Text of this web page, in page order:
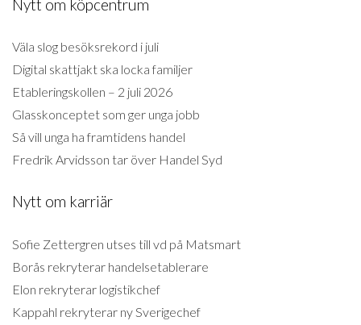
Nytt om köpcentrum
Väla slog besöksrekord i juli
Digital skattjakt ska locka familjer
Etableringskollen – 2 juli 2026
Glasskonceptet som ger unga jobb
Så vill unga ha framtidens handel
Fredrik Arvidsson tar över Handel Syd
Nytt om karriär
Sofie Zettergren utses till vd på Matsmart
Borås rekryterar handelsetablerare
Elon rekryterar logistikchef
Kappahl rekryterar ny Sverigechef